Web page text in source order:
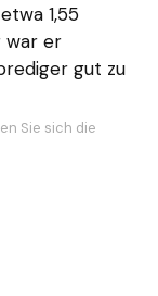
1,55
war er
gut zu
Sie sich die